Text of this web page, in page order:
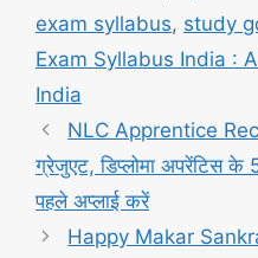
exam syllabus, study
Exam Syllabus India :
India
NLC Apprentice
ग्रेजुएट, डिप्लोमा अपरेंटिस के
पहले अप्लाई करें
Happy Makar